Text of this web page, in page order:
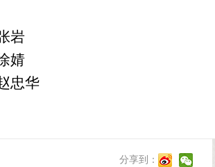
岩
婧
华
分享到：